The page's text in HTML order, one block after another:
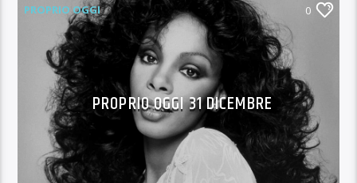
PROPRIO OGGI 0
PROPRIO OGGI 31 DICEMBRE